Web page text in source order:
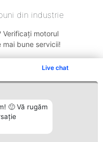
Live chat
🙂 Vă rugăm
din industrie
Verificați motorul
mai bune servicii!